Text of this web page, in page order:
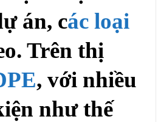
án, các loại
Trên thị
, với nhiều
như thế